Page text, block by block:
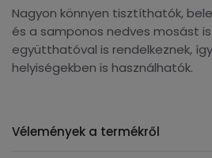
Nagyon könnyen tisztíthatók,
és a samponos nedves mosást
együtthatóval is rendelkeznek,
helyiségekben is használhatók.
Vélemények a termékről